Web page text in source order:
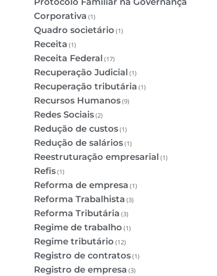
Corporativa (1)
Quadro societário (1)
Receita (1)
Receita Federal (17)
Recuperação Judicial (1)
Recuperação tributária (1)
Recursos Humanos(9)
Redes Sociais(2)
Redução de custos(1)
Redução de salários(1)
Reestruturação empresarial (1)
Refis(1)
Reforma de empresa (1)
Reforma Trabalhista (3)
Reforma Tributária (3)
Regime de trabalho (1)
Regime tributário (12)
Registro de contratos(1)
Registro de empresa (3)